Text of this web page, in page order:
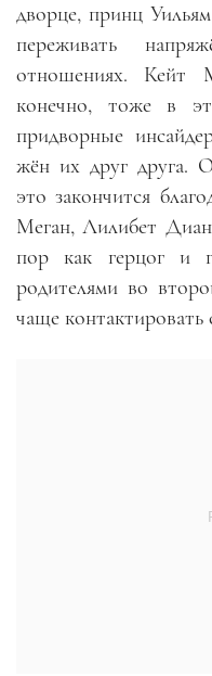
дворце, принц
переживать
отношениях. Кейт
конечно, тоже в
придворные
жён их друг друга.
это закончится
Меган, Лилибет
пор как герцог и
родителями во
чаще